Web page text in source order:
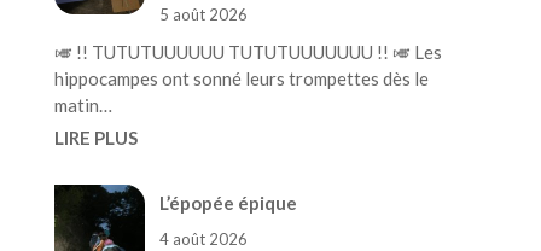
5 août 2026
🎺 !! TUTUTUUUUUU TUTUTUUUUUUU !! 🎺 Les
hippocampes ont sonné leurs trompettes dès le
matin…
LIRE PLUS
L’épopée épique
4 août 2026